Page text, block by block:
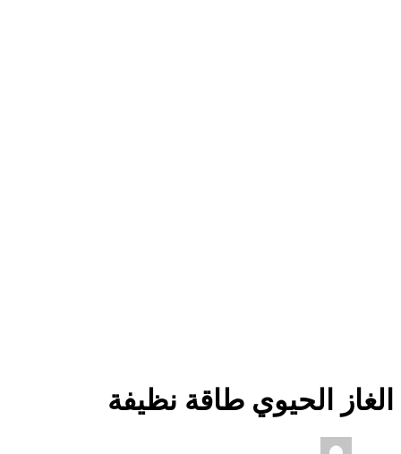
الغاز الحيوي طاقة نظيفة